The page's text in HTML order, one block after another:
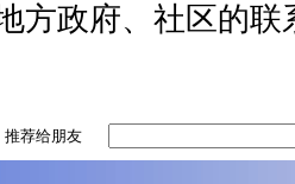
方政府、社区的联
推荐给朋友